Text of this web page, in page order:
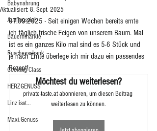
Babynahrung
Ausflugsziel
Bauernmärkte
Buschenschank
Cooking Class
HERZGENUSS
Linz isst...
Maxi.Genuss
Aktualisiert: 8. Sept. 2025
07.09.2025 - Seit einigen Wochen bereits ernte
ich täglich frische Feigen von unserem Baum. Mal
ist es ein ganzes Kilo mal sind es 5-6 Stück und
je nach Ernte überlege ich mir dazu ein passendes
Rezept!
Möchtest du weiterlesen?
private-taste.at abonnieren, um diesen Beitrag
weiterlesen zu können.